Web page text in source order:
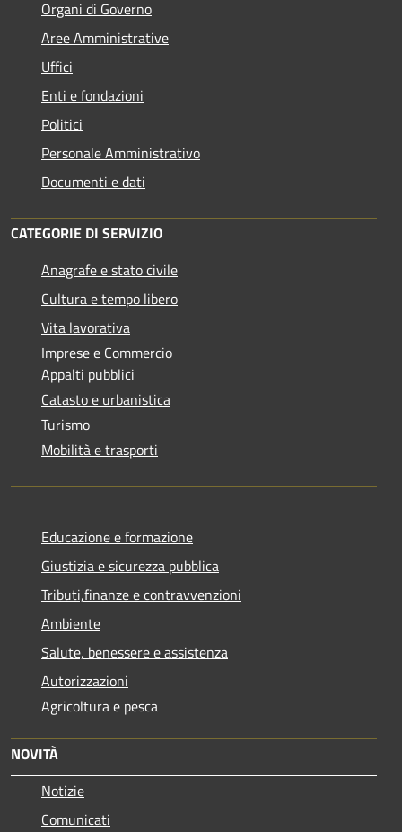
Organi di Governo
Aree Amministrative
Uffici
Enti e fondazioni
Politici
Personale Amministrativo
Documenti e dati
CATEGORIE DI SERVIZIO
Anagrafe e stato civile
Cultura e tempo libero
Vita lavorativa
Imprese e Commercio
Appalti pubblici
Catasto e urbanistica
Turismo
Mobilità e trasporti
Educazione e formazione
Giustizia e sicurezza pubblica
Tributi,finanze e contravvenzioni
Ambiente
Salute, benessere e assistenza
Autorizzazioni
Agricoltura e pesca
NOVITÀ
Notizie
Comunicati